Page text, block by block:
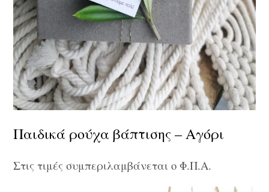
Παιδικά ρούχα βάπτισης – Αγόρι
Στις τιμές συμπεριλαμβάνεται ο Φ.Π.Α.